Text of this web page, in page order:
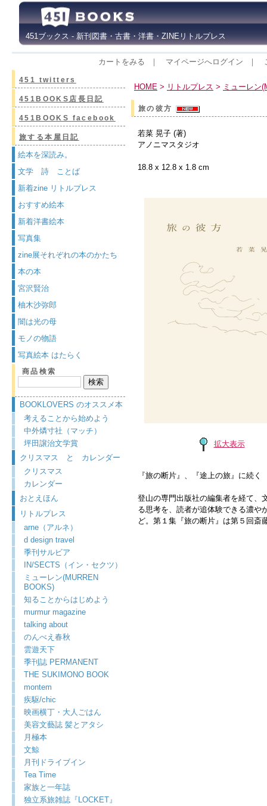
451ブックス - 新刊図書・古書・洋書・ZINEリトルプレス
カートをみる ｜ マイページへログイン ｜
451 twitters
451BOOKS店長日記
451BOOKS facebook
旅する本屋日記
絵本を深読み。
文学 詩 ことば
新着zine リトルプレス
おすすめ絵本
新着洋書絵本
写真集
zine展それぞれの本のかたち
本の本
宮沢賢治
柚木沙弥郎
闇は光の母
モノの物語
写真絵本 はたらく
商品検索
BOOKLOVERS のオススメ本
考えることから始めよう
中外燐寸社（マッチ）
坪田譲治文学賞
クリスマス と カレンダー
クリスマス
カレンダー
おとえほん
リトルプレス
arne（アルネ）
d design travel
季刊サルビア
IN/SECTS（イン・セクツ）
ミューレン(MURREN
BOOKS)
知ることからはじめよう
murmur magazine
talking about
のんべえ春秋
雲遊天下
季刊誌 PERMANENT
THE SUKIMONO BOOK
montem
疾駆/chic
映画横丁・大人ごはん
美容文藝誌 髪とアタシ
月極本
文鯨
月刊ドライブイン
Tea Time
家族と一年誌
独立系旅雑誌『LOCKET』
HOME > リトルプレス > ミューレン
旅の彼方
若菜 晃子 (著)
アノニマスタジオ
18.8 x 12.8 x 1.8 cm
拡大表示
『旅の断片』、『途上の旅』に続
登山の専門出版社の編集者を経て、
る思考を、読者が追体験できる濃や
ど。第１集『旅の断片』は第５回斎